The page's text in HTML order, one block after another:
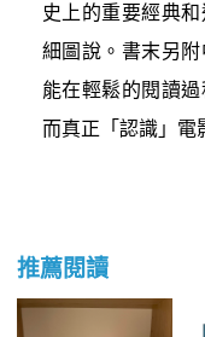
史上的重要經典
細圖說。書末另
能在輕鬆的閱讀
而真正「認識」電
推薦閱讀